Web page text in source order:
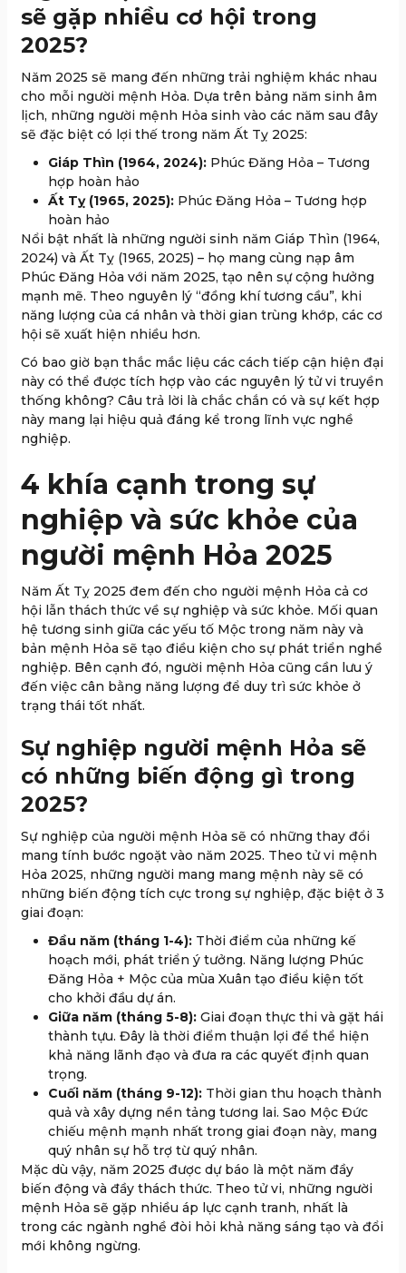
sẽ gặp nhiều cơ hội trong
2025?
Năm 2025 sẽ mang đến những trải nghiệm khác nhau
cho mỗi người mệnh Hỏa. Dựa trên bảng năm sinh âm
lịch, những người mệnh Hỏa sinh vào các năm sau đây
sẽ đặc biệt có lợi thế trong năm Ất Tỵ 2025:
Giáp Thìn (1964, 2024): Phúc Đăng Hỏa – Tương
hợp hoàn hảo
Ất Tỵ (1965, 2025): Phúc Đăng Hỏa – Tương hợp
hoàn hảo
Nổi bật nhất là những người sinh năm Giáp Thìn (1964,
2024) và Ất Tỵ (1965, 2025) – họ mang cùng nạp âm
Phúc Đăng Hỏa với năm 2025, tạo nên sự cộng hưởng
mạnh mẽ. Theo nguyên lý “đồng khí tương cầu”, khi
năng lượng của cá nhân và thời gian trùng khớp, các cơ
hội sẽ xuất hiện nhiều hơn.
Có bao giờ bạn thắc mắc liệu các cách tiếp cận hiện đại
này có thể được tích hợp vào các nguyên lý tử vi truyền
thống không? Câu trả lời là chắc chắn có và sự kết hợp
này mang lại hiệu quả đáng kể trong lĩnh vực nghề
nghiệp.
4 khía cạnh trong sự
nghiệp và sức khỏe của
người mệnh Hỏa 2025
Năm Ất Tỵ 2025 đem đến cho người mệnh Hỏa cả cơ
hội lẫn thách thức về sự nghiệp và sức khỏe. Mối quan
hệ tương sinh giữa các yếu tố Mộc trong năm này và
bản mệnh Hỏa sẽ tạo điều kiện cho sự phát triển nghề
nghiệp. Bên cạnh đó, người mệnh Hỏa cũng cần lưu ý
đến việc cân bằng năng lượng để duy trì sức khỏe ở
trạng thái tốt nhất.
Sự nghiệp người mệnh Hỏa sẽ
có những biến động gì trong
2025?
Sự nghiệp của người mệnh Hỏa sẽ có những thay đổi
mang tính bước ngoặt vào năm 2025. Theo tử vi mệnh
Hỏa 2025, những người mang mang mệnh này sẽ có
những biến động tích cực trong sự nghiệp, đặc biệt ở 3
giai đoạn:
Đầu năm (tháng 1-4): Thời điểm của những kế
hoạch mới, phát triển ý tưởng. Năng lượng Phúc
Đăng Hỏa + Mộc của mùa Xuân tạo điều kiện tốt
cho khởi đầu dự án.
Giữa năm (tháng 5-8): Giai đoạn thực thi và gặt hái
thành tựu. Đây là thời điểm thuận lợi để thể hiện
khả năng lãnh đạo và đưa ra các quyết định quan
trọng.
Cuối năm (tháng 9-12): Thời gian thu hoạch thành
quả và xây dựng nền tảng tương lai. Sao Mộc Đức
chiếu mệnh mạnh nhất trong giai đoạn này, mang
quý nhân sự hỗ trợ từ quý nhân.
Mặc dù vậy, năm 2025 được dự báo là một năm đầy
biến động và đầy thách thức. Theo tử vi, những người
mệnh Hỏa sẽ gặp nhiều áp lực cạnh tranh, nhất là
trong các ngành nghề đòi hỏi khả năng sáng tạo và đổi
mới không ngừng.